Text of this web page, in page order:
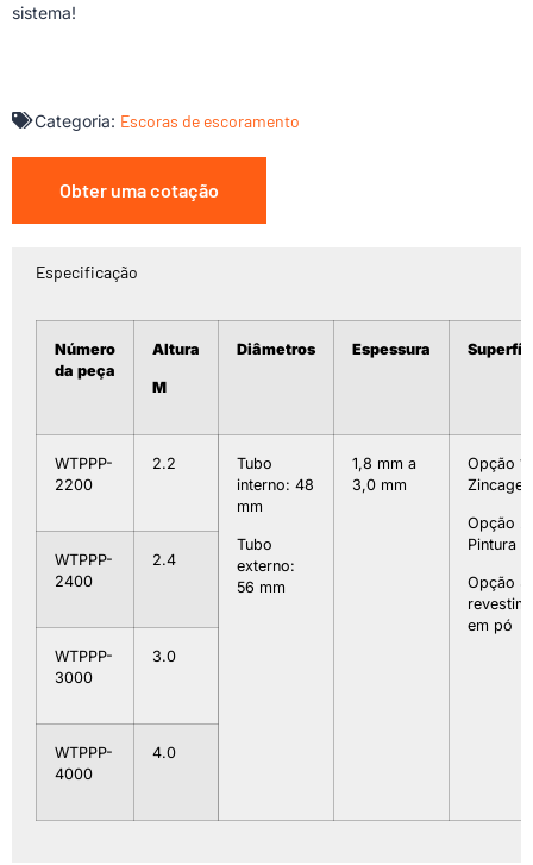
sistema!
Categoria: Escoras de escoramento
Obter uma cotação
Especificação
Número
da peça
Altura
M
Diâmetros Espessura
WTPPP-
2200
2.2
Tubo
interno: 48
mm
Tubo
externo:
56 mm
1,8 mm a
3,0 mm
Opção 1:
Opção 2:
Pintura
Opção 3:
em pó
WTPPP-
2400
2.4
WTPPP-
3000
3.0
WTPPP-
4000
4.0